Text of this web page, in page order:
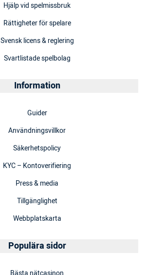
Hjälp vid spelmissbruk
Rättigheter för spelare
Svensk licens & reglering
Svartlistade spelbolag
Information
Guider
Användningsvillkor
Säkerhetspolicy
KYC – Kontoverifiering
Press & media
Tillgänglighet
Webbplatskarta
Populära sidor